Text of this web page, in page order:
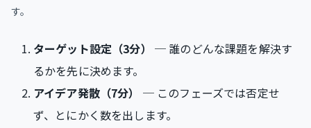
す。
ターゲット設定（3分）
─ 誰のどんな課題を解決す
るかを先に決めます。
アイデア発散（7分）
─ このフェーズでは否定せ
ず、とにかく数を出します。